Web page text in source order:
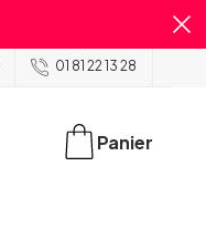
01 81 22 13 28
Panier